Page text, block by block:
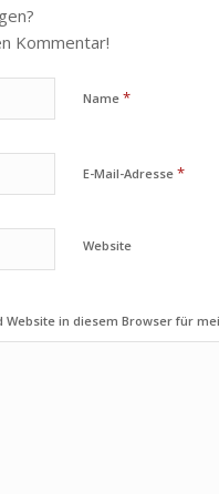
Kommentar!
Name *
E-Mail-Adresse *
Website
Website in diesem Browser für